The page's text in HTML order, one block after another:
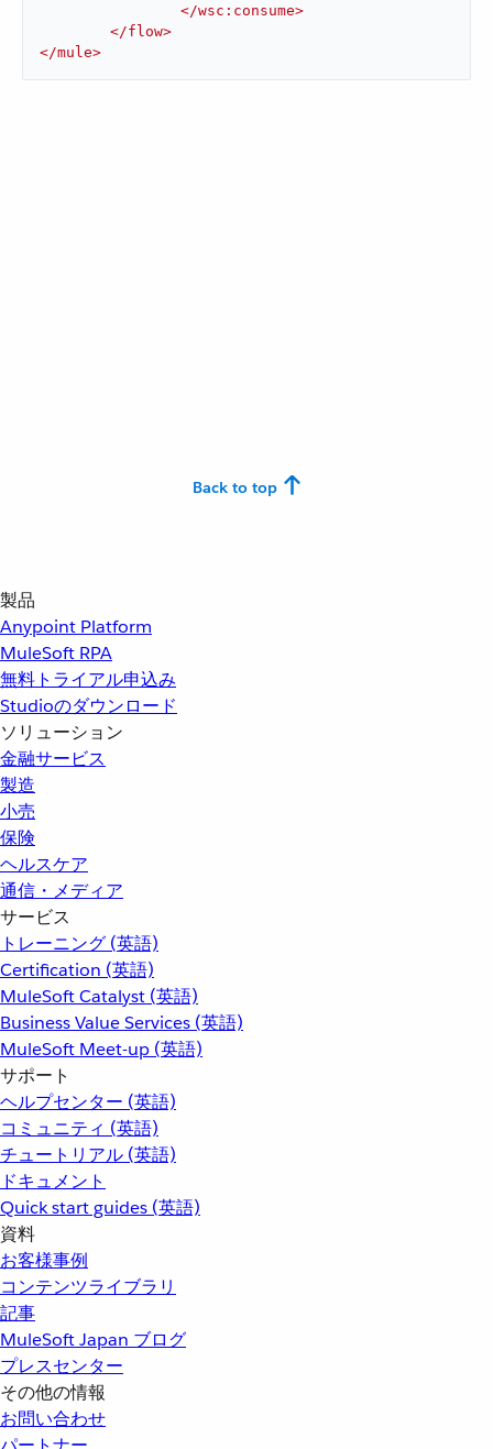
</wsc:consume>
</flow>
</mule>
Back to top
製品
Anypoint Platform
MuleSoft RPA
無料トライアル申込み
Studioのダウンロード
ソリューション
金融サービス
製造
小売
保険
ヘルスケア
通信・メディア
サービス
トレーニング (英語)
Certification (英語)
MuleSoft Catalyst (英語)
Business Value Services (英語)
MuleSoft Meet-up (英語)
サポート
ヘルプセンター (英語)
コミュニティ (英語)
チュートリアル (英語)
ドキュメント
Quick start guides (英語)
資料
お客様事例
コンテンツライブラリ
記事
MuleSoft Japan ブログ
プレスセンター
その他の情報
お問い合わせ